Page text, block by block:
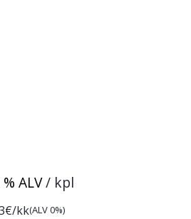
% ALV/ kpl
€/kk(ALV 0%)